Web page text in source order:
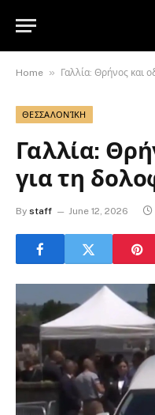
Home » Γαλλία: Θρήνος και
ΘΕΣΣΑΛΟΝΊΚΗ
Γαλλία:
για τη
By staff June 12, 2026